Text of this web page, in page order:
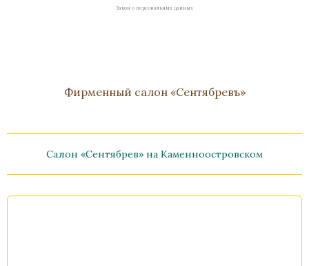
Закон о персональных данных
Фирменный салон «Сентябревъ»
Салон «Сентябрев» на Каменноостровском